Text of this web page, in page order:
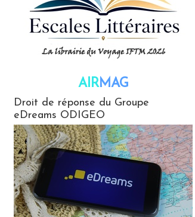
AIRMAG
Droit de réponse du Groupe
eDreams ODIGEO